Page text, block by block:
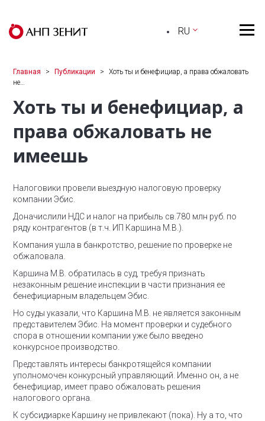
RU
Главная Публикации
Хоть ты и бенефициар, а права обжаловать
не…
Хоть ты и бенефициар, а
права обжаловать не
имеешь
Налоговики провели выездную налоговую проверку
компании Эбис.
Доначислили НДС и налог на прибыль св.780 млн руб. по
ряду контрагентов (в т.ч. ИП Каршина М.В.).
Компания ушла в банкротство, решение по проверке не
обжаловала.
Каршина М.В. обратилась в суд, требуя признать
незаконным решение инспекции в части признания ее
бенефициарным владельцем Эбис.
Но суды указали, что Каршина М.В. не является законным
представителем Эбис. На момент проверки и судебного
спора в отношении компании уже было введено
конкурсное производство.
Представлять интересы банкротящейся компании
уполномочен конкурсный управляющий. Именно он, а не
бенефициар, имеет право обжаловать решения
налогового органа.
К субсидиарке Каршину не привлекают (пока). Ну а то, что